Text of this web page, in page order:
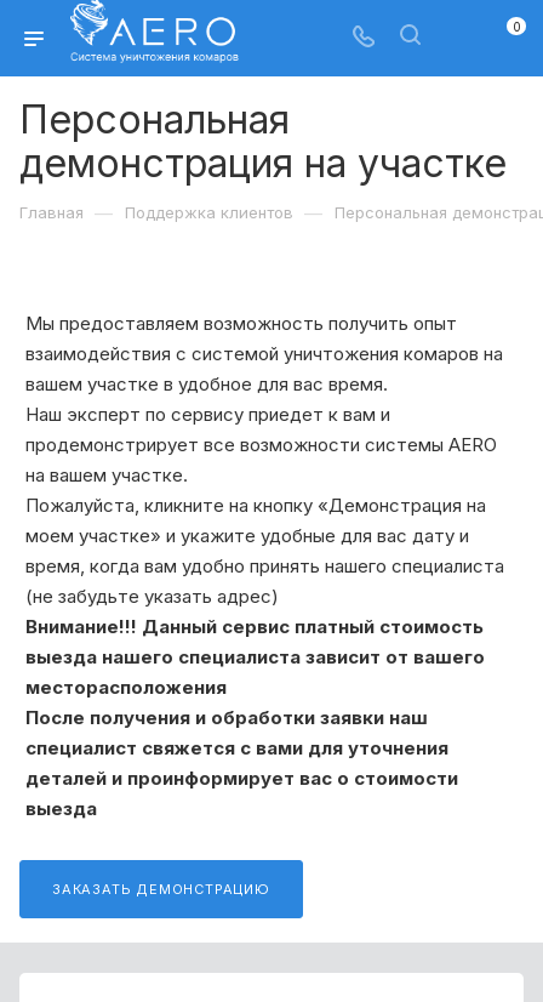
0
Персональная
демонстрация на участке
Главная — Поддержка клиентов — Персональная
Мы предоставляем возможность получить опыт
взаимодействия с системой уничтожения комаров на
вашем участке в удобное для вас время.
Наш эксперт по сервису приедет к вам и
продемонстрирует все возможности системы AERO
на вашем участке.
Пожалуйста, кликните на кнопку «Демонстрация на
моем участке» и укажите удобные для вас дату и
время, когда вам удобно принять нашего специалиста
(не забудьте указать адрес)
Внимание!!! Данный сервис платный стоимость
выезда нашего специалиста зависит от вашего
месторасположения
После получения и обработки заявки наш
специалист свяжется с вами для уточнения
деталей и проинформирует вас о стоимости
выезда
ЗАКАЗАТЬ ДЕМОНСТРАЦИЮ